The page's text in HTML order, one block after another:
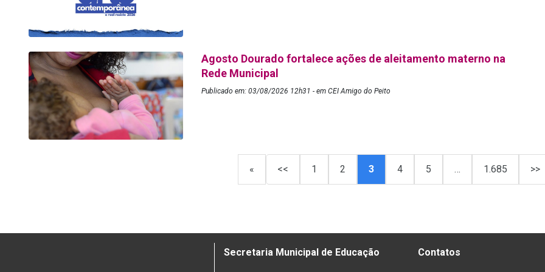
Agosto Dourado fortalece ações de aleitamento materno na
Rede Municipal
Publicado em: 03/08/2026 12h31 - em CEI Amigo do Peito
« << 1 2 3 4 5 … 1.685 >>
Secretaria Municipal de Educação Contatos